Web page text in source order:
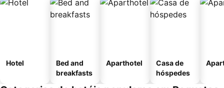
Hotel
Bed and
breakfasts
Aparthotel
Casa de
hóspedes